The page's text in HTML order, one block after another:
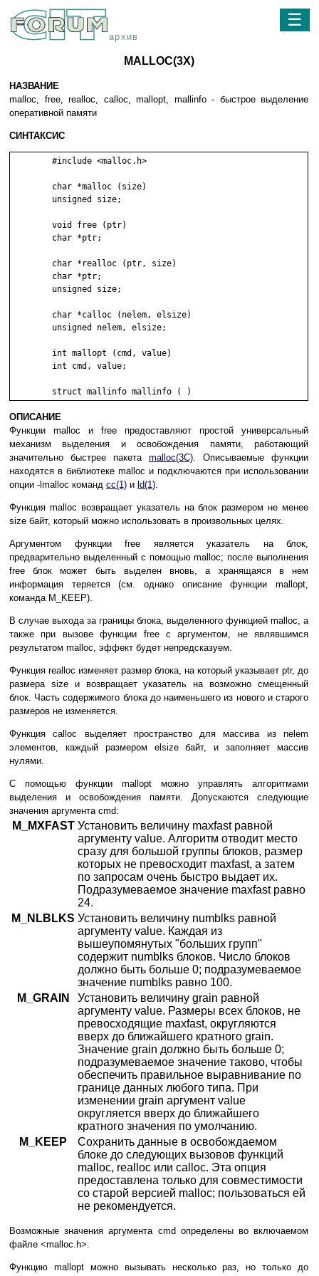
архив
☰
MALLOC(3X)
НАЗВАНИЕ
malloc, free, realloc, calloc, mallopt, mallinfo - быстрое выделение
оперативной памяти
СИНТАКСИС
ОПИСАНИЕ
Функции malloc и free предоставляют простой универсальный
механизм выделения и освобождения памяти, работающий
значительно быстрее пакета malloc(3C). Описываемые функции
находятся в библиотеке malloc и подключаются при использовании
опции -lmalloc команд cc(1) и ld(1).
Функция malloc возвращает указатель на блок размером не менее
size байт, который можно использовать в произвольных целях.
Аргументом функции free является указатель на блок,
предварительно выделенный с помощью malloc; после выполнения
free блок может быть выделен вновь, а хранящаяся в нем
информация теряется (см. однако описание функции mallopt,
команда M_KEEP).
В случае выхода за границы блока, выделенного функцией malloc, а
также при вызове функции free с аргументом, не являвшимся
результатом malloc, эффект будет непредсказуем.
Функция realloc изменяет размер блока, на который указывает ptr, до
размера size и возвращает указатель на возможно смещенный
блок. Часть содержимого блока до наименьшего из нового и старого
размеров не изменяется.
Функция calloc выделяет пространство для массива из nelem
элементов, каждый размером elsize байт, и заполняет массив
нулями.
С помощью функции mallopt можно управлять алгоритмами
выделения и освобождения памяти. Допускаются следующие
значения аргумента cmd:
M_MXFAST Установить величину maxfast равной
аргументу value. Алгоритм отводит место
сразу для большой группы блоков, размер
которых не превосходит maxfast, а затем
по запросам очень быстро выдает их.
Подразумеваемое значение maxfast равно
24.
M_NLBLKS Установить величину numblks равной
аргументу value. Каждая из
вышеупомянутых "больших групп"
содержит numblks блоков. Число блоков
должно быть больше 0; подразумеваемое
значение numblks равно 100.
M_GRAIN
Установить величину grain равной
аргументу value. Размеры всех блоков, не
превосходящие maxfast, округляются
вверх до ближайшего кратного grain.
Значение grain должно быть больше 0;
подразумеваемое значение таково, чтобы
обеспечить правильное выравнивание по
границе данных любого типа. При
изменении grain аргумент value
округляется вверх до ближайшего
кратного значения по умолчанию.
M_KEEP
Сохранить данные в освобождаемом
блоке до следующих вызовов функций
malloc, realloc или calloc. Эта опция
предоставлена только для совместимости
со старой версией malloc; пользоваться ей
не рекомендуется.
Возможные значения аргумента cmd определены во включаемом
файле <malloc.h>.
Функцию mallopt можно вызывать несколько раз, но только до